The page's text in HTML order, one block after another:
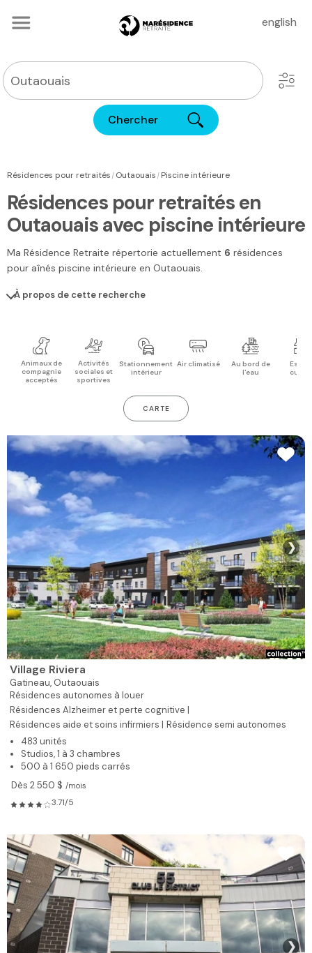
english
Chercher
Résidences pour retraités|Outaouais|Piscine intérieure
Résidences pour retraités en
Outaouais avec piscine intérieure
Ma Résidence Retraite répertorie actuellement 6 résidences
pour aînés piscine intérieure en Outaouais.
À propos de cette recherche
Animaux de
compagnie
acceptés
Activités
sociales et
sportives
Stationnement
intérieur
Air climatisé
Au bord de
l'eau
CARTE
❯
Village Riviera
Gatineau, Outaouais
Résidences autonomes à louer
Résidences Alzheimer et perte cognitive |
Résidences aide et soins infirmiers | Résidence semi autonomes
483 unités
Studios, 1 à 3 chambres
500 à 1 650 pieds carrés
Dès 2 550 $ /mois
3.71/5
❯